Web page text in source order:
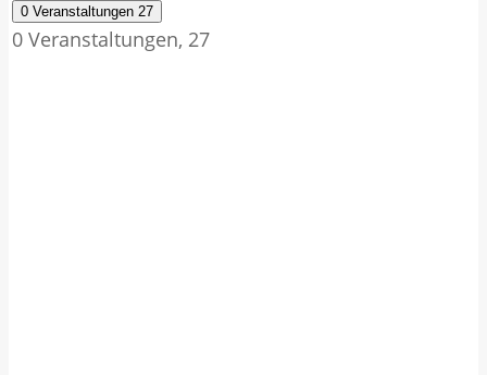
0 Veranstaltungen 27
0 Veranstaltungen, 27